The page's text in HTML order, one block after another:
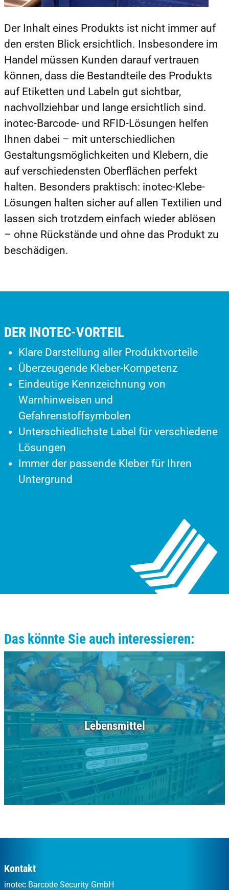
Der Inhalt eines Produkts ist nicht immer auf
den ersten Blick ersichtlich. Insbesondere im
Handel müssen Kunden darauf vertrauen
können, dass die Bestandteile des Produkts
auf Etiketten und Labeln gut sichtbar,
nachvollziehbar und lange ersichtlich sind.
inotec-Barcode- und RFID-Lösungen helfen
Ihnen dabei – mit unterschiedlichen
Gestaltungsmöglichkeiten und Klebern, die
auf verschiedensten Oberflächen perfekt
halten. Besonders praktisch: inotec-Klebe-
Lösungen halten sicher auf allen Textilien und
lassen sich trotzdem einfach wieder ablösen
– ohne Rückstände und ohne das Produkt zu
beschädigen.
DER INOTEC-VORTEIL
Klare Darstellung aller Produktvorteile
Überzeugende Kleber-Kompetenz
Eindeutige Kennzeichnung von
Warnhinweisen und
Gefahrenstoffsymbolen
Unterschiedlichste Label für verschiedene
Lösungen
Immer der passende Kleber für Ihren
Untergrund
Das könnte Sie auch interessieren:
Lebensmittel
Kontakt
inotec Barcode Security GmbH